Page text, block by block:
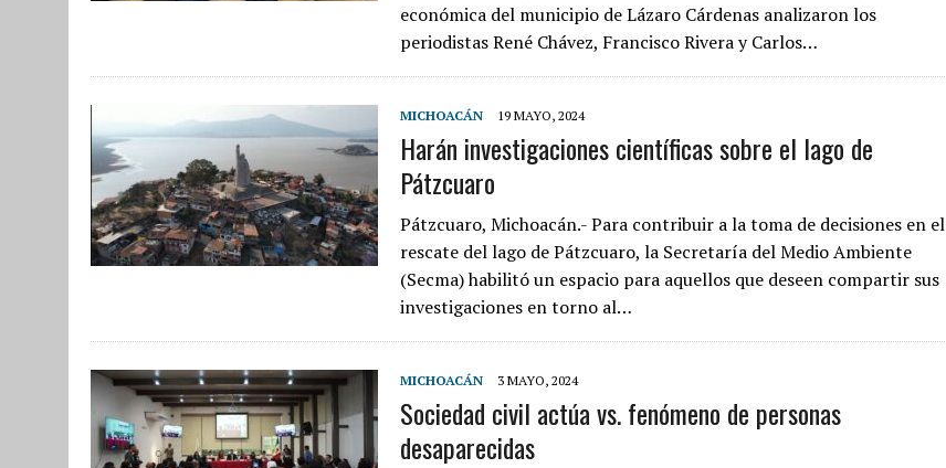
económica del municipio de Lázaro Cárdenas analizaron los
periodistas René Chávez, Francisco Rivera y Carlos…
MICHOACÁN 19 MAYO, 2024
Harán investigaciones científicas sobre el lago de
Pátzcuaro
Pátzcuaro, Michoacán.- Para contribuir a la toma de decisiones en el
rescate del lago de Pátzcuaro, la Secretaría del Medio Ambiente
(Secma) habilitó un espacio para aquellos que deseen compartir sus
investigaciones en torno al…
MICHOACÁN 3 MAYO, 2024
Sociedad civil actúa vs. fenómeno de personas
desaparecidas